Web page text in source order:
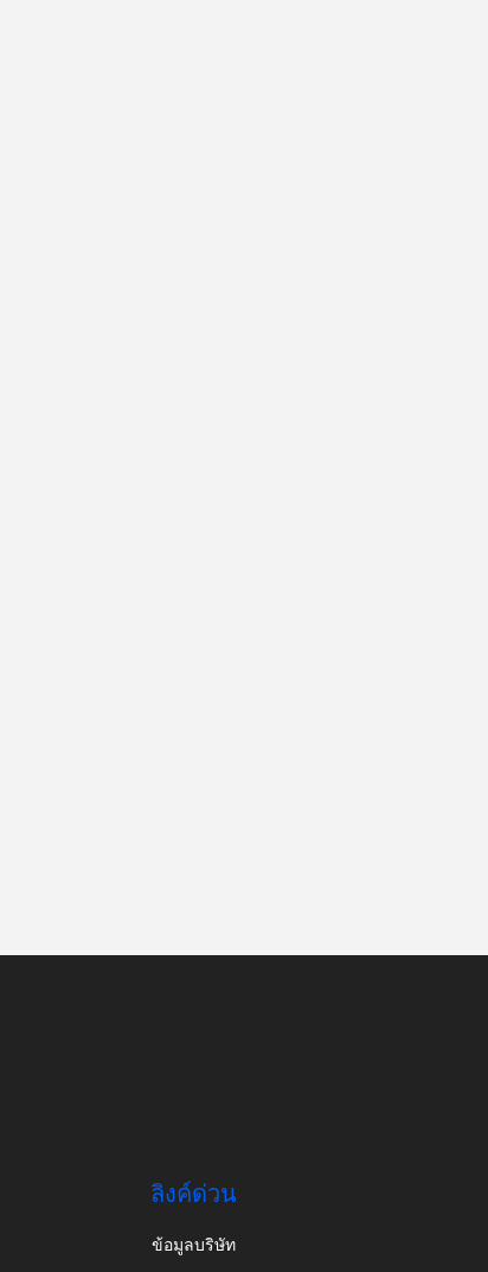
ลิงค์ด่วน
ข้อมูลบริษัท